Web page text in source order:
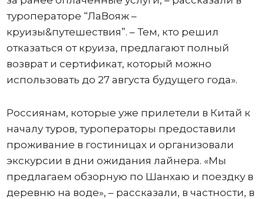
туроператоре “ЛаВояж –
круизы&путешествия”. – Тем, кто решил
отказаться от круиза, предлагают полный
возврат и сертификат, который можно
использовать до 27 августа будущего года».
Россиянам, которые уже прилетели в Китай к
началу туров, туроператоры предоставили
проживание в гостиницах и организовали
экскурсии в дни ожидания лайнера. «Мы
предлагаем обзорную по Шанхаю и поездку в
деревню на воде», – рассказали, в частности, в